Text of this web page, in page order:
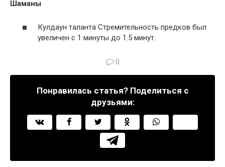
Шаманы
Кулдаун таланта Стремительность предков был
увеличен с 1 минуты до 1.5 минут.
0
Понравилась статья? Поделиться с
друзьями: